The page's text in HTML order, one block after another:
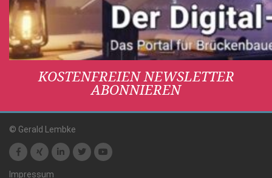
KOSTENFREIEN NEWSLETTER
ABONNIEREN
© Gerald Lembke
Impressum